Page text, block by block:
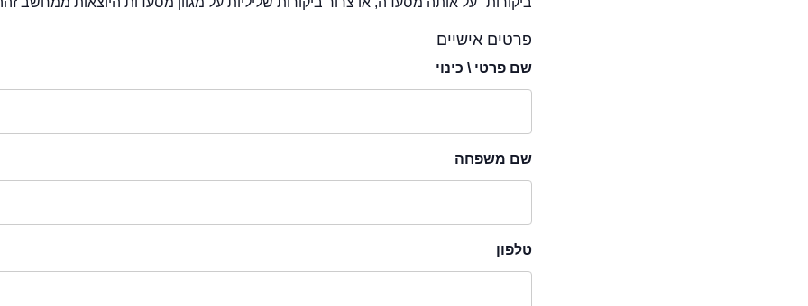
פרטים אישיים
שם פרטי \ כינוי
שם משפחה
טלפון